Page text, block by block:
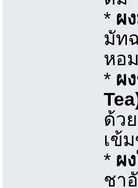
* ผ
มัท
หอ
* ผ
ด้ว
เข้
* ผ
ชา